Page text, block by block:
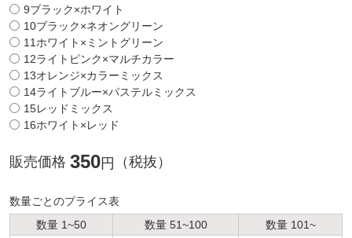
9ブラック×ホワイト
10ブラック×ネオングリーン
11ホワイト×ミントグリーン
12ライトピンク×マルチカラー
13オレンジ×カラーミックス
14ライトブルー×パステルミックス
15レッドミックス
16ホワイト×レッド
販売価格 350円 （税抜）
数量ごとのプライス表
数量 1~50
数量 51~100
数量 101~